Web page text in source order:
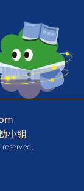
小組